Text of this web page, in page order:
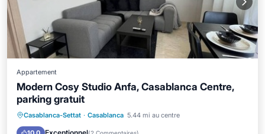
Appartement
Modern Cosy Studio Anfa, Casablanca Centre,
parking gratuit
Casablanca-Settat · Casablanca 5.44 mi au centre
Cuisine Climatisation
Internet
Blanchisserie